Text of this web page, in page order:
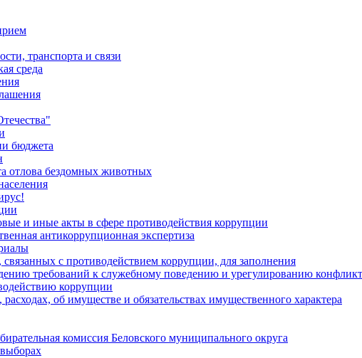
транспорта и связи
среда
бюджета
отлова бездомных животных
и иные акты в сфере противодействия коррупции
антикоррупционная экспертиза
с противодействием коррупции, для заполнения
требований к служебному поведению и урегулированию
коррупции
об имуществе и обязательствах имущественного характера
комиссия Беловского муниципального округа